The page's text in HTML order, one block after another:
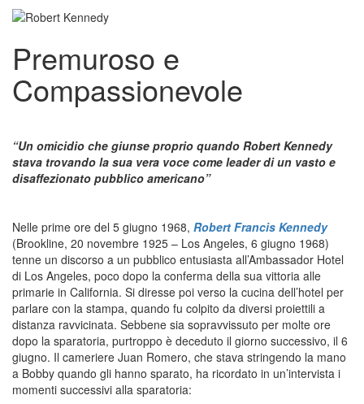
Premuroso e
Compassionevole
“Un omicidio che giunse proprio quando Robert Kennedy
stava trovando la sua vera voce come leader di un vasto e
disaffezionato pubblico americano”
Nelle prime ore del 5 giugno 1968, Robert Francis Kennedy
(Brookline, 20 novembre 1925 – Los Angeles, 6 giugno 1968)
tenne un discorso a un pubblico entusiasta all’Ambassador Hotel
di Los Angeles, poco dopo la conferma della sua vittoria alle
primarie in California. Si diresse poi verso la cucina dell’hotel per
parlare con la stampa, quando fu colpito da diversi proiettili a
distanza ravvicinata. Sebbene sia sopravvissuto per molte ore
dopo la sparatoria, purtroppo è deceduto il giorno successivo, il 6
giugno. Il cameriere Juan Romero, che stava stringendo la mano
a Bobby quando gli hanno sparato, ha ricordato in un’intervista i
momenti successivi alla sparatoria: